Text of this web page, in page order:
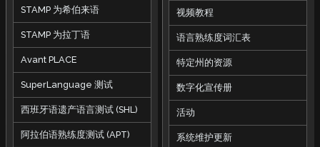
STAMP 为希伯来语
STAMP 为拉丁语
Avant PLACE
SuperLanguage 测试
西班牙语遗产语言测试 (SHL)
阿拉伯语熟练度测试 (APT)
视频教程
语言熟练度词汇表
特定州的资源
数字化宣传册
活动
系统维护更新